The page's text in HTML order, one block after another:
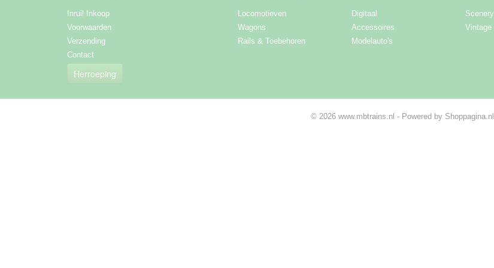
Inruil Inkoop
Voorwaarden
Verzending
Contact
Herroeping
Locomotieven
Wagons
Rails & Toebehoren
Digitaal
Accessoires
Modelauto's
Scenery
Vintage
© 2026 www.mbtrains.nl - Powered by Shoppagina.nl